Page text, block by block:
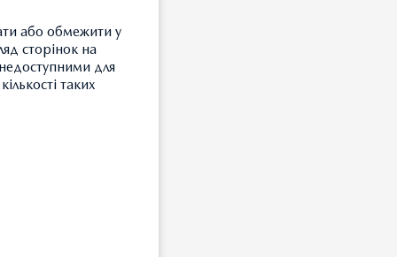
або обмежити у
сторінок на
для
таких